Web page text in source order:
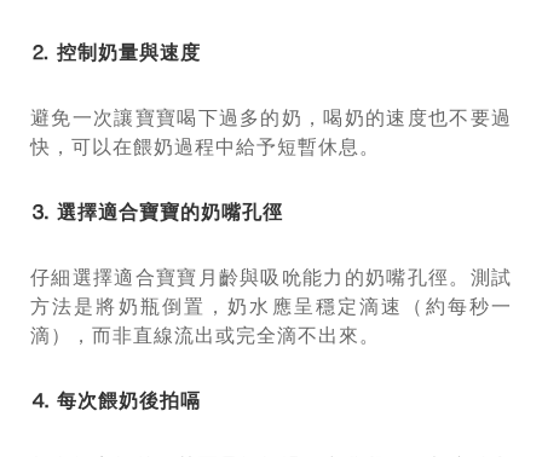
⒉ 控制奶量與速度
避免一次讓寶寶喝下過多的奶，喝奶的速度也不要過
快，可以在餵奶過程中給予短暫休息。
⒊ 選擇適合寶寶的奶嘴孔徑
仔細選擇適合寶寶月齡與吸吮能力的奶嘴孔徑。測試
方法是將奶瓶倒置，奶水應呈穩定滴速（約每秒一
滴），而非直線流出或完全滴不出來。
⒋ 每次餵奶後拍嗝